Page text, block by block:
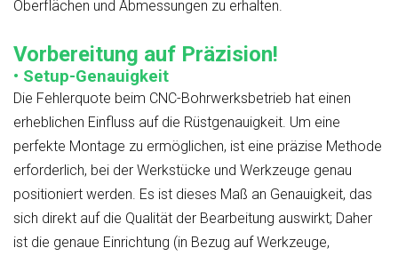
Oberflächen und Abmessungen zu erhalten.
Vorbereitung auf Präzision!
• Setup-Genauigkeit
Die Fehlerquote beim CNC-Bohrwerksbetrieb hat einen
erheblichen Einfluss auf die Rüstgenauigkeit. Um eine
perfekte Montage zu ermöglichen, ist eine präzise Methode
erforderlich, bei der Werkstücke und Werkzeuge genau
positioniert werden. Es ist dieses Maß an Genauigkeit, das
sich direkt auf die Qualität der Bearbeitung auswirkt; Daher
ist die genaue Einrichtung (in Bezug auf Werkzeuge,